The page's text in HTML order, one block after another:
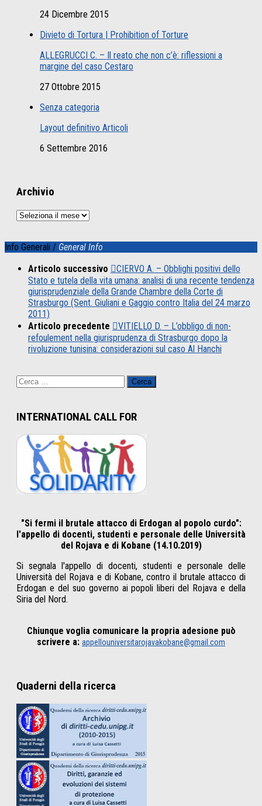
24 Dicembre 2015
Divieto di Tortura | Prohibition of Torture
ALLEGRUCCI C. – Il reato che non c’è: riflessioni a
margine del caso Cestaro
27 Ottobre 2015
Senza categoria
Layout definitivo Articoli
6 Settembre 2016
Archivio
Archivio
Info Generali / General Info
Articolo successivo
CIERVO A. – Obblighi positivi dello
Stato e tutela della vita umana: analisi di una recente tendenza
giurisprudenziale della Grande Chambre della Corte di
Strasburgo (Sent. Giuliani e Gaggio contro Italia del 24 marzo
2011)
Articolo precedente
VITIELLO D. – L’obbligo di non-
refoulement nella giurisprudenza di Strasburgo dopo la
rivoluzione tunisina: considerazioni sul caso Al Hanchi
Ricerca
per:
INTERNATIONAL CALL FOR
"Si fermi il brutale attacco di Erdogan al popolo curdo":
l'appello di docenti, studenti e personale delle Università
del Rojava e di Kobane (14.10.2019)
Si segnala l'appello di docenti, studenti e personale delle
Università del Rojava e di Kobane, contro il brutale attacco di
Erdogan e del suo governo ai popoli liberi del Rojava e della
Siria del Nord.
Chiunque voglia comunicare la propria adesione può
scrivere a: appellouniversitarojavakobane@gmail.com
Quaderni della ricerca